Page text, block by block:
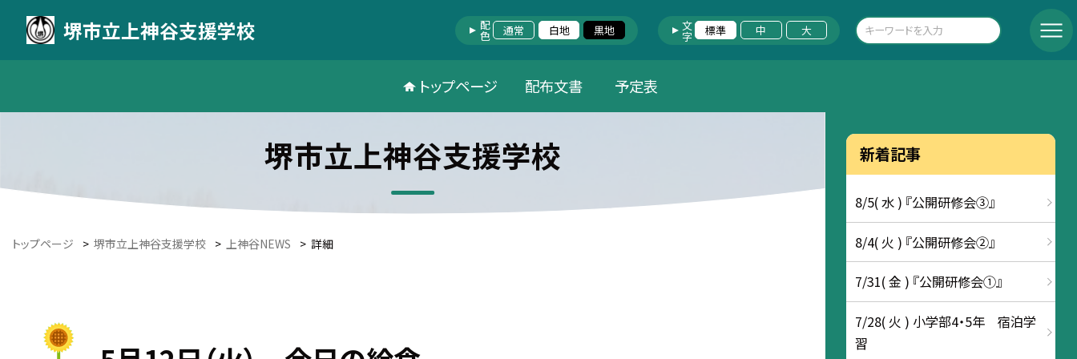
堺市立上神谷支援学校 配色 通常 白地 黒地 文字 標準 中 大
トップページ 配布文書 予定表
堺市立上神谷支援学校
トップページ > 堺市立上神谷支援学校 > 上神谷NEWS > 詳細
新着記事
8/5( 水 ) 『公開研修会③』
8/4( 火 ) 『公開研修会②』
7/31( 金 ) 『公開研修会①』
7/28( 火 ) 小学部4・5年 宿泊学
習